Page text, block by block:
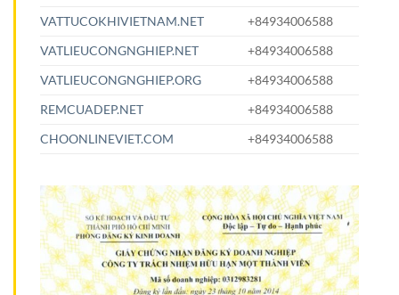
VATTUCOKHIVIETNAM.NET
+84934006588
VATLIEUCONGNGHIEP.NET
+84934006588
VATLIEUCONGNGHIEP.ORG
+84934006588
REMCUADEP.NET
+84934006588
CHOONLINEVIET.COM
+84934006588